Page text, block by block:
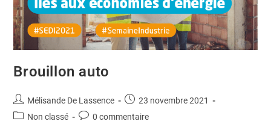
Brouillon auto
Mélisande De Lassence
23 novembre 2021
Non classé
0 commentaire